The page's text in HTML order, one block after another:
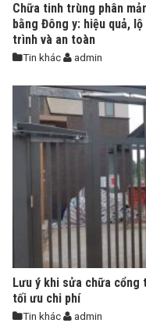
Chữa tinh trùng phân
bằng Đông y: hiệu quả, lộ
trình và an toàn
Tin khác admin
Lưu ý khi sửa chữa
tối ưu chi phí
Tin khác admin